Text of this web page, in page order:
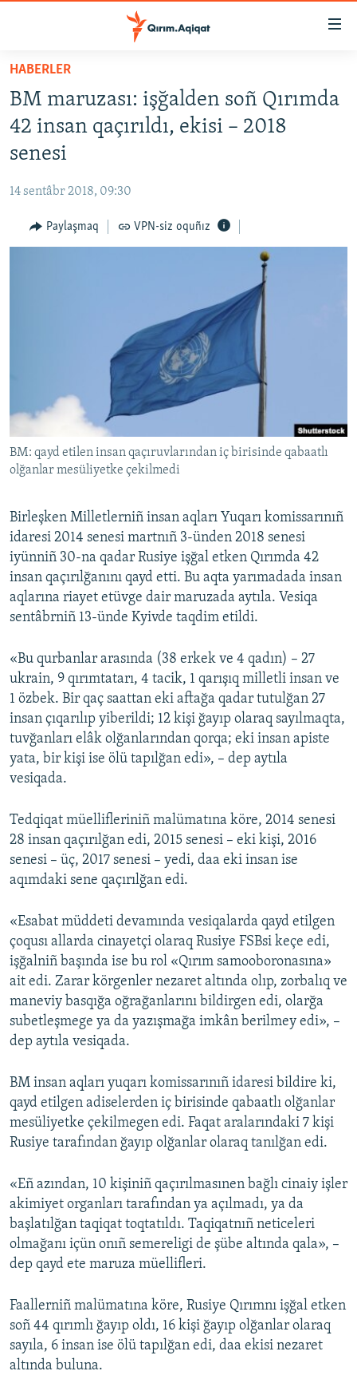
Esas
qaytmaq
Baş
navigatsiyağa
qaytmaq
Qıdıruvğa
İQTİSADİYAT
MEDENİYET
İNSAN AQLARI
Українською
QOŞULIÑIZ!
RFE/RS bütün saytları
HABERLER
BM maruzası: işğalden soñ Qırımda
42 insan qaçırıldı, ekisi – 2018
senesi
14 sentâbr 2018, 09:30
Paylaşmaq VPN-siz oquñız
BM: qayd etilen insan qaçıruvlarından iç birisinde qabaatlı
olğanlar mesüliyetke çekilmedi
Birleşken Milletlerniñ insan aqları Yuqarı komissarınıñ
idaresi 2014 senesi martnıñ 3-ünden 2018 senesi
iyünniñ 30-na qadar Rusiye işğal etken Qırımda 42
insan qaçırılğanını qayd etti. Bu aqta yarımadada insan
aqlarına riayet etüvge dair maruzada aytıla. Vesiqa
sentâbrniñ 13-ünde Kyivde taqdim etildi.
«Bu qurbanlar arasında (38 erkek ve 4 qadın) – 27
ukrain, 9 qırımtatarı, 4 tacik, 1 qarışıq milletli insan ve
1 özbek. Bir qaç saattan eki aftağa qadar tutulğan 27
insan çıqarılıp yiberildi; 12 kişi ğayıp olaraq sayılmaqta,
tuvğanları elâk olğanlarından qorqa; eki insan apiste
yata, bir kişi ise ölü tapılğan edi», – dep aytıla
vesiqada.
Tedqiqat müellifleriniñ malümatına köre, 2014 senesi
28 insan qaçırılğan edi, 2015 senesi – eki kişi, 2016
senesi – üç, 2017 senesi – yedi, daa eki insan ise
aqımdaki sene qaçırılğan edi.
«Esabat müddeti devamında vesiqalarda qayd etilgen
çoqusı allarda cinayetçi olaraq Rusiye FSBsi keçe edi,
işğalniñ başında ise bu rol «Qırım samooboronasına»
ait edi. Zarar körgenler nezaret altında olıp, zorbalıq ve
maneviy basqığa oğrağanlarını bildirgen edi, olarğa
subetleşmege ya da yazışmağa imkân berilmey edi», –
dep aytıla vesiqada.
BM insan aqları yuqarı komissarınıñ idaresi bildire ki,
qayd etilgen adiselerden iç birisinde qabaatlı olğanlar
mesüliyetke çekilmegen edi. Faqat aralarındaki 7 kişi
Rusiye tarafından ğayıp olğanlar olaraq tanılğan edi.
«Eñ azından, 10 kişiniñ qaçırılmasınen bağlı cinaiy işler
akimiyet organları tarafından ya açılmadı, ya da
başlatılğan taqiqat toqtatıldı. Taqiqatnıñ neticeleri
olmağanı içün onıñ semereligi de şübe altında qala», –
dep qayd ete maruza müellifleri.
Faallerniñ malümatına köre, Rusiye Qırımnı işğal etken
soñ 44 qırımlı ğayıp oldı, 16 kişi ğayıp olğanlar olaraq
sayıla, 6 insan ise ölü tapılğan edi, daa ekisi nezaret
altında buluna.